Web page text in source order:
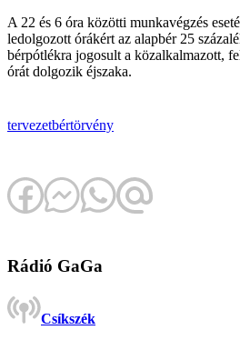
A 22 és 6 óra közötti munkavégzés
ledolgozott órákért az alapbér 25
bérpótlékra jogosult a közalkalmazott,
órát dolgozik éjszaka.
tervezetbértörvény
Rádió GaGa
Csíkszék